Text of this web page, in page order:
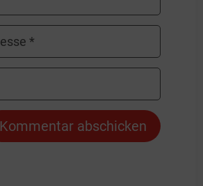
Kommentar abschicken